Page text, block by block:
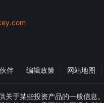
伴 编辑政策 网站地图
关于某些投资产品的一般信